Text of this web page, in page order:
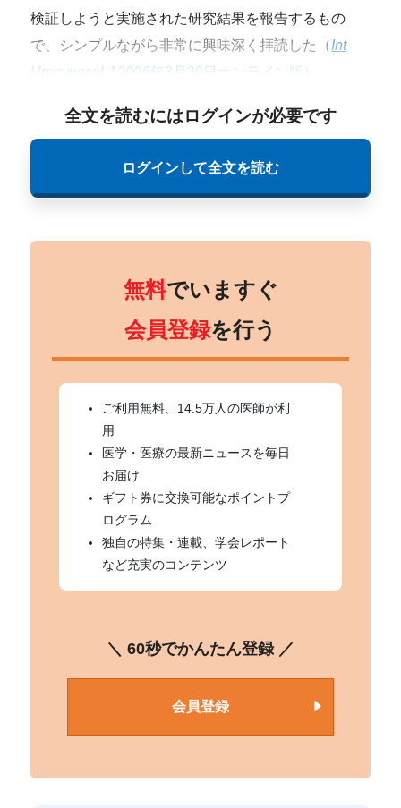
検証しようと実施された研究結果を報告するもの
で、シンプルながら非常に興味深く拝読した（Int
Urogynecol J 2026年3月30日オンライン版
全文を読むにはログインが必要です
ログインして全文を読む
無料でいますぐ
会員登録を行う
ご利用無料、14.5万人の医師が利
用
医学・医療の最新ニュースを毎日
お届け
ギフト券に交換可能なポイントプ
ログラム
独自の特集・連載、学会レポート
など充実のコンテンツ
＼ 60秒でかんたん登録 ／
会員登録